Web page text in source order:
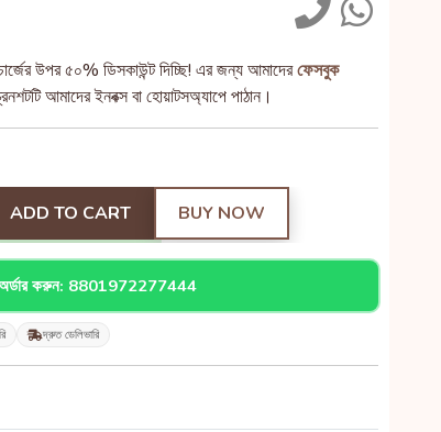
উপর ৫০% ডিসকাউন্ট দিচ্ছি! এর জন্য আমাদেরফেসবুক
আমাদের ইনবক্স বা হোয়াটসঅ্যাপে পাঠান।
ADD TO CART BUY NOW
অর্ডার করুন: 8801972277444
দ্রুত ডেলিভারি